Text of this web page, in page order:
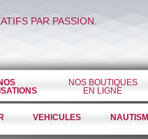
PAR PASSION.
NOS BOUTIQUES
EN LIGNE
VEHICULES